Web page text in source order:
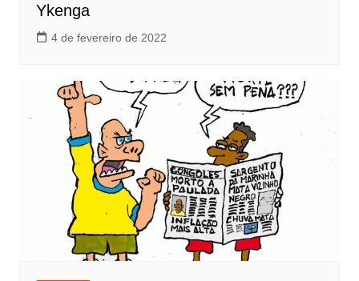
Ykenga
4 de fevereiro de 2022